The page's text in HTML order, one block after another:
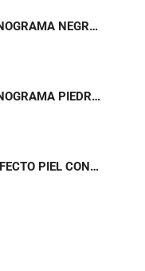
BOLSO SHOPPER MONOGRAMA NEGRO LOLA CASADEMUNT LF2604075
BOLSO SHOPPER MONOGRAMA PIEDRA GRIS PERLADO LOLA CASADEMUNT LF2604075
BOLSO BANDOLERA EFECTO PIEL CON POMPONES NARANJA LOLA CASADEMUNT LF2604058